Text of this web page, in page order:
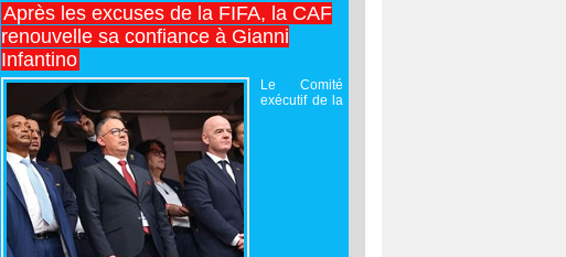
Après les excuses de la FIFA, la CAF
renouvelle sa confiance à Gianni
Infantino
Le Comité
exécutif de la